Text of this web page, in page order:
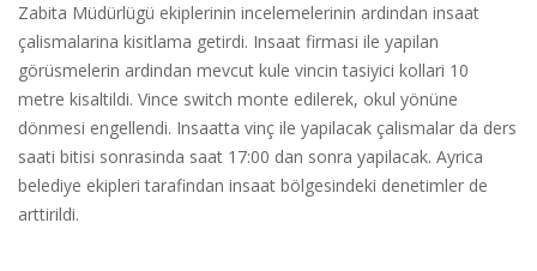
Zabita Müdürlügü ekiplerinin incelemelerinin ardindan insaat
çalismalarina kisitlama getirdi. Insaat firmasi ile yapilan
görüsmelerin ardindan mevcut kule vincin tasiyici kollari 10
metre kisaltildi. Vince switch monte edilerek, okul yönüne
dönmesi engellendi. Insaatta vinç ile yapilacak çalismalar da ders
saati bitisi sonrasinda saat 17:00 dan sonra yapilacak. Ayrica
belediye ekipleri tarafindan insaat bölgesindeki denetimler de
arttirildi.